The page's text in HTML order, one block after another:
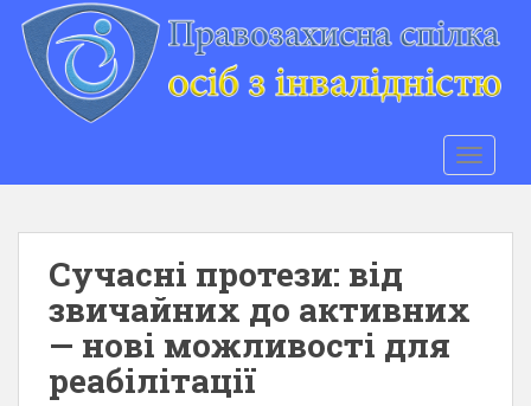
Сучасні протези: від
звичайних до активних
— нові можливості для
реабілітації